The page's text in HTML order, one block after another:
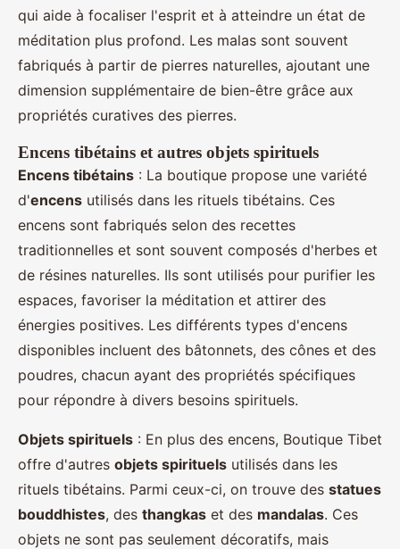
qui aide à focaliser l'esprit et à atteindre un état de
méditation plus profond. Les malas sont souvent
fabriqués à partir de pierres naturelles, ajoutant une
dimension supplémentaire de bien-être grâce aux
propriétés curatives des pierres.
Encens tibétains et autres objets spirituels
Encens tibétains : La boutique propose une variété
d'encens utilisés dans les rituels tibétains. Ces
encens sont fabriqués selon des recettes
traditionnelles et sont souvent composés d'herbes et
de résines naturelles. Ils sont utilisés pour purifier les
espaces, favoriser la méditation et attirer des
énergies positives. Les différents types d'encens
disponibles incluent des bâtonnets, des cônes et des
poudres, chacun ayant des propriétés spécifiques
pour répondre à divers besoins spirituels.
Objets spirituels : En plus des encens, Boutique Tibet
offre d'autres objets spirituels utilisés dans les
rituels tibétains. Parmi ceux-ci, on trouve des statues
bouddhistes, des thangkas et des mandalas. Ces
objets ne sont pas seulement décoratifs, mais